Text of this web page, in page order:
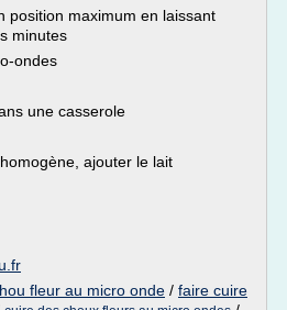
position maximum en laissant
minutes
ondes
une casserole
ajouter le lait
fleur au micro onde / faire cuire